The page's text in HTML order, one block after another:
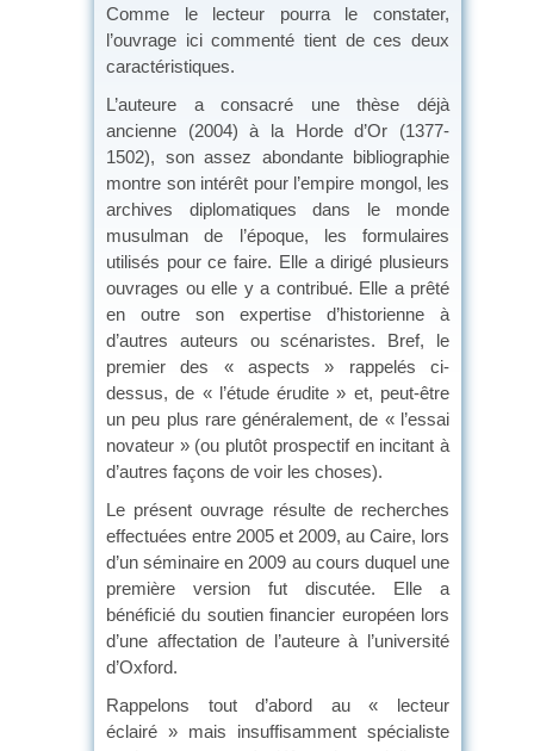
Comme le lecteur pourra le constater,
l’ouvrage ici commenté tient de ces deux
caractéristiques.
L’auteure a consacré une thèse déjà
ancienne (2004) à la Horde d’Or (1377-
1502), son assez abondante bibliographie
montre son intérêt pour l’empire mongol, les
archives diplomatiques dans le monde
musulman de l’époque, les formulaires
utilisés pour ce faire. Elle a dirigé plusieurs
ouvrages ou elle y a contribué. Elle a prêté
en outre son expertise d’historienne à
d’autres auteurs ou scénaristes. Bref, le
premier des « aspects » rappelés ci-
dessus, de « l’étude érudite » et, peut-être
un peu plus rare généralement, de « l’essai
novateur » (ou plutôt prospectif en incitant à
d’autres façons de voir les choses).
Le présent ouvrage résulte de recherches
effectuées entre 2005 et 2009, au Caire, lors
d’un séminaire en 2009 au cours duquel une
première version fut discutée. Elle a
bénéficié du soutien financier européen lors
d’une affectation de l’auteure à l’université
d’Oxford.
Rappelons tout d’abord au « lecteur
éclairé » mais insuffisamment spécialiste